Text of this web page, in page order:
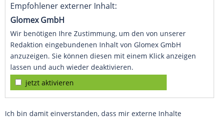
Empfohlener externer Inhalt:
Glomex GmbH
Wir benötigen Ihre Zustimmung, um den von unserer
Redaktion eingebundenen Inhalt von Glomex GmbH
anzuzeigen. Sie können diesen mit einem Klick anzeigen
lassen und auch wieder deaktivieren.
jetzt aktivieren
Ich bin damit einverstanden, dass mir externe Inhalte